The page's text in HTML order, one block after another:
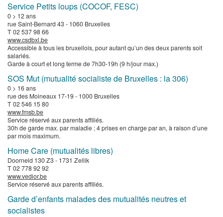
Service Petits loups (COCOF, FESC)
0 > 12 ans
rue Saint-Bernard 43 - 1060 Bruxelles
T 02 537 98 66
www.csdbxl.be
Accessible à tous les bruxellois, pour autant qu’un des deux parents soit
salariés.
Garde à court et long terme de 7h30-19h (9 h/jour max.)
SOS Mut (mutualité socialiste de Bruxelles : la 306)
0 > 16 ans
rue des Moineaux 17-19 - 1000 Bruxelles
T 02 546 15 80
www.fmsb.be
Service réservé aux parents affiliés.
30h de garde max. par maladie ; 4 prises en charge par an, à raison d’une
par mois maximum.
Home Care (mutualités libres)
Doorneld 130 Z3 - 1731 Zellik
T 02 778 92 92
www.vedior.be
Service réservé aux parents affiliés.
Garde d’enfants malades des mutualités neutres et
socialistes